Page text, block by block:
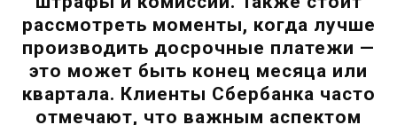
рассмотреть моменты, когда лучше
производить досрочные платежи —
это может быть конец месяца или
квартала. Клиенты Сбербанка часто
отмечают, что важным аспектом